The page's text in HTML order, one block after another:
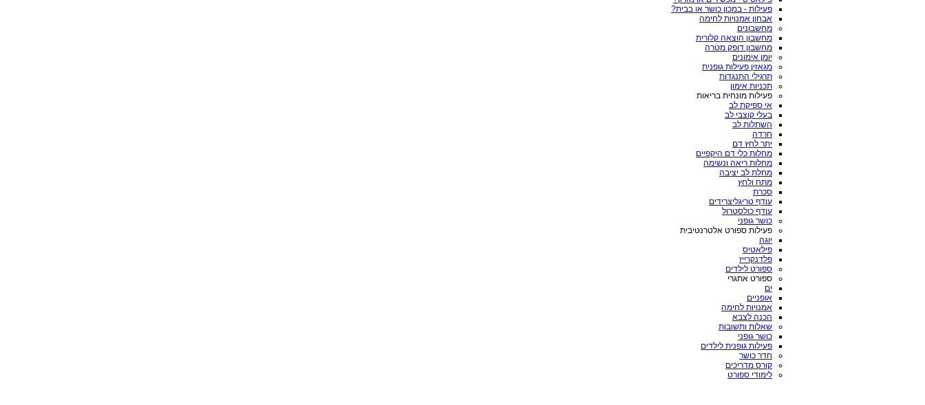
פעילות - במכון כושר או בבית?
אבחון אמנויות לחימה
מחשבונים
מחשבון הוצאה קלורית
מחשבון דופק מטרה
יומן אימונים
מגאזין פעילות גופנית
תרגילי התנגדות
תכניות אימון
פעילות מונחית בריאות
אי ספיקת לב
בעלי קוצבי לב
השתלות לב
חרדה
יתר לחץ דם
מחלות כלי דם היקפיים
מחלות ריאה ונשימה
מחלת לב יציבה
מתח ולחץ
סכרת
עודף טריגליצרידים
עודף כולסטרול
כושר גופני
פעילות ספורט אלטרנטיבית
יוגה
פילאטיס
פלדנקרייז
ספורט לילדים
ספורט אתגרי
ים
אופניים
אמנויות לחימה
הכנה לצבא
שאלות ותשובות
כושר גופני
פעילות גופנית לילדים
חדר כושר
קורס מדריכים
לימודי ספורט